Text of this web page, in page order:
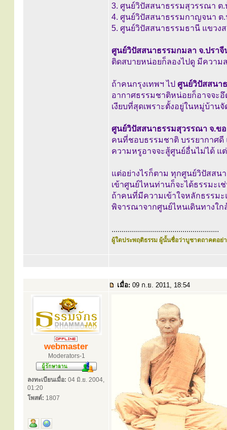
3. ศูนย์วิปัสสนาธรรมสุวรรณา ต
4. ศูนย์วิปัสสนาธรรมกาญจนา ต
5. ศูนย์วิปัสสนาธรรมธานี แขวง
ศูนย์วิปัสสนาธรรมกมลา จ.ปรา
ติดสบายหน่อยก็ลองไปดู มีความ
ถ้าคนกรุงเทพฯ ไป ศูนย์วิปัสสนา
อากาศธรรมชาติหน่อยก็อาจจะ
เงียบที่สุดเพราะตั้งอยู่ในหมู่บ้านจั
ศูนย์วิปัสสนาธรรมสุวรรณา จ.ข
คนที่ชอบธรรมชาติ บรรยากาศดี
ความหรูอาจจะสู้ศูนย์อื่นไม่ได้ แ
แต่อย่างไรก็ตาม ทุกศูนย์วิปัสสน
เข้าศูนย์ไหนท่านก็จะได้ธรรมะ
ถ้าคนที่มีความเข้าใจหลักธรรม
พิจารณาจากศูนย์ไหนเดินทางใก
.....................................................
ผู้ใดประพฤติธรรม ผู้นั้นชื่อว่าบูชาตถาคตอย่า
เมื่อ: 09 ก.ย. 2011, 18:54
webmaster
Moderators-1
ลงทะเบียนเมื่อ: 04 มิ.ย. 2004,
01:20
โพสต์: 1807